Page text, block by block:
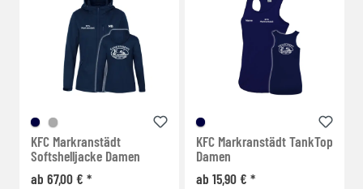
KFC Markranstädt
Softshelljacke Damen
ab 67,00 € *
KFC Markranstädt TankTop
Damen
ab 15,90 € *